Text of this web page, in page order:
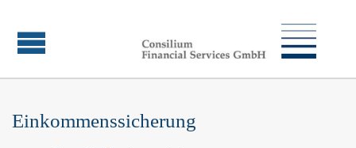
Einkommenssicherung